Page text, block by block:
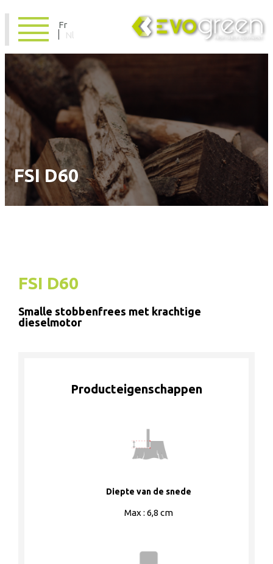
Fr
Nl
FSI D60
FSI D60
Smalle stobbenfrees met krachtige
dieselmotor
Producteigenschappen
Diepte van de snede
Max : 6,8 cm